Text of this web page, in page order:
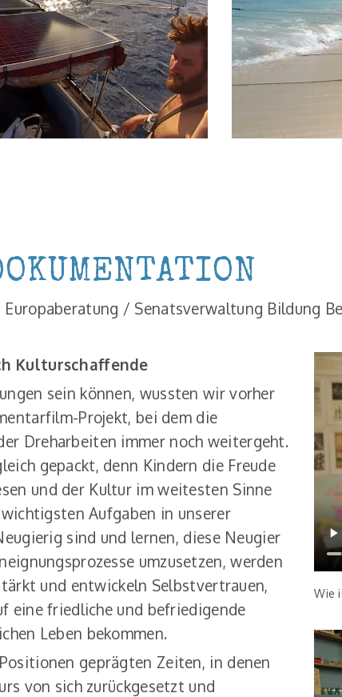
Europaberatung / Senatsverwaltung Bildung
Kulturschaffende
sein können, wussten wir vorher
Projekt, bei dem die
Dreharbeiten immer noch weitergeht.
gepackt, denn Kindern die Freude
und der Kultur im weitesten Sinne
Aufgaben in unserer
sind und lernen, diese Neugier
umzusetzen, werden
und entwickeln Selbstvertrauen,
eine friedliche und befriedigende
Leben bekommen.
geprägten Zeiten, in denen
von sich zurückgesetzt und
Wie